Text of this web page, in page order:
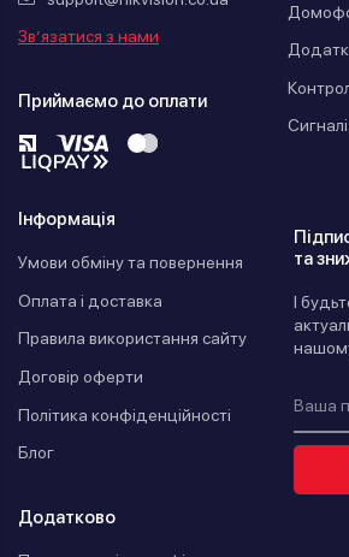
Зв’язатися з нами
Приймаємо до оплати
Інформація
Умови обміну та повернення
Оплата і доставка
Правила використання сайту
Договір оферти
Політика конфіденційності
Блог
Додатково
та
І